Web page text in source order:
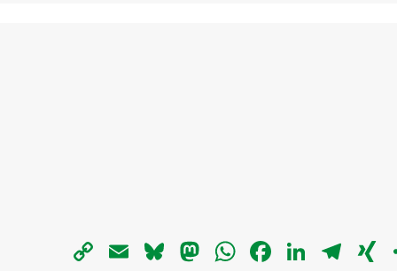
Copy
Link
Email Bluesky MastodonWhatsAppFacebookLinkedIn